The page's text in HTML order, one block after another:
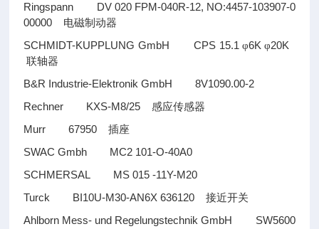
Ringspann DV 020 FPM-040R-12, NO:4457-103907-0
00000 电磁制动器
SCHMIDT-KUPPLUNG GmbH CPS 15.1 φ6Kφ20K
联轴器
B&R Industrie-Elektronik GmbH 8V1090.00-2
Rechner KXS-M8/25感应传感器
Murr 67950插座
SWAC Gmbh MC2 101-O-40A0
SCHMERSAL MS 015 -11Y-M20
Turck BI10U-M30-AN6X 636120接近开关
Ahlborn Mess- und Regelungstechnik GmbH SW5600